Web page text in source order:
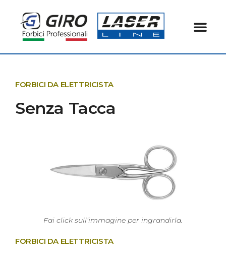
FORBICI DA ELETTRICISTA
Senza Tacca
Fai click sull’immagine per ingrandirla.
FORBICI DA ELETTRICISTA